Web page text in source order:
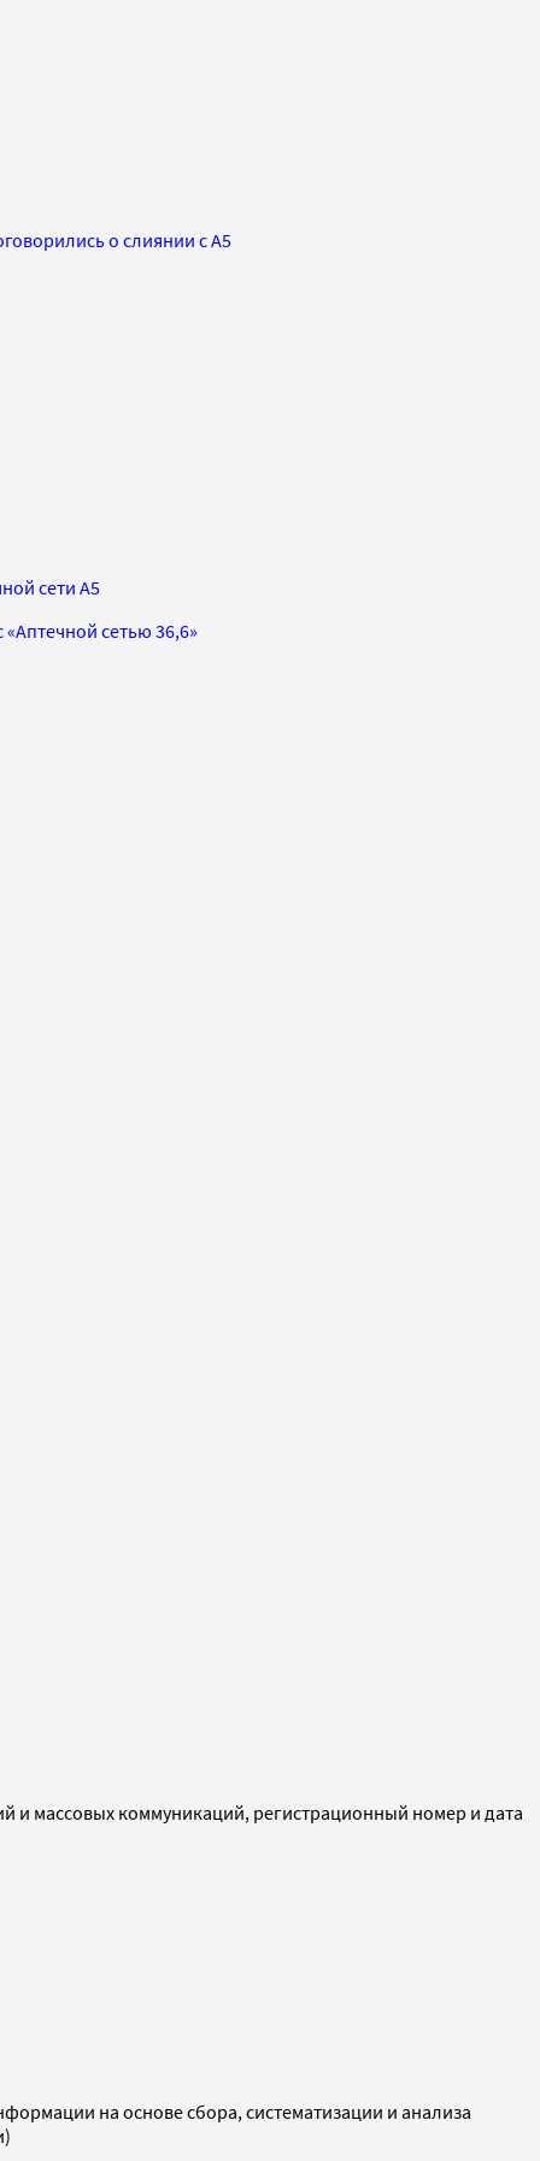
о слиянии с А5
сети А5
сетью 36,6»
и массовых коммуникаций, регистрационный номер и дата
на основе сбора, систематизации и анализа